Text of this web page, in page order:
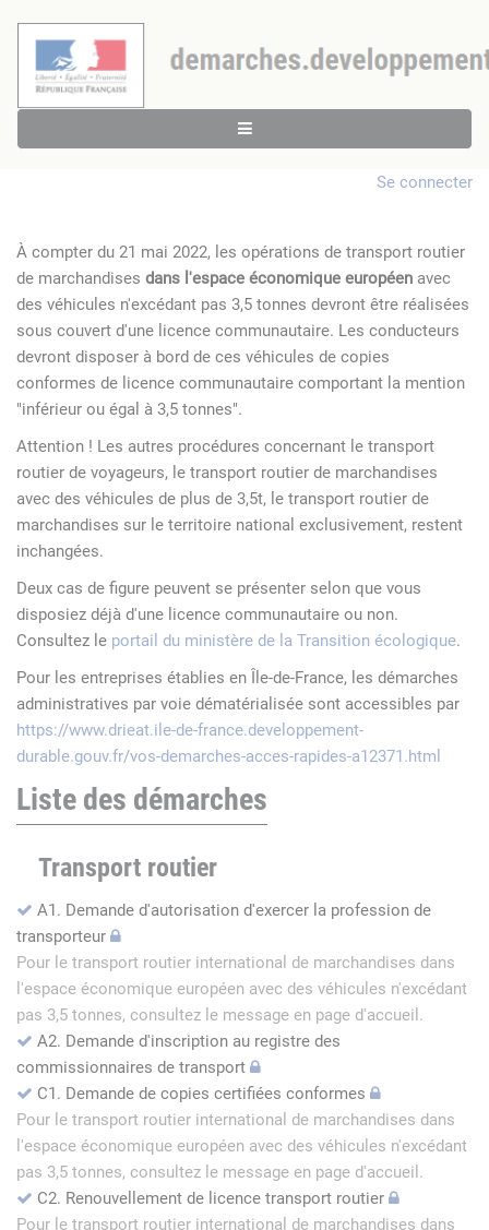
Se connecter
À compter du 21 mai 2022, les opérations de transport routier
de marchandises dans l'espace économique européen avec
des véhicules n'excédant pas 3,5 tonnes devront être réalisées
sous couvert d'une licence communautaire. Les conducteurs
devront disposer à bord de ces véhicules de copies
conformes de licence communautaire comportant la mention
"inférieur ou égal à 3,5 tonnes".
Attention ! Les autres procédures concernant le transport
routier de voyageurs, le transport routier de marchandises
avec des véhicules de plus de 3,5t, le transport routier de
marchandises sur le territoire national exclusivement, restent
inchangées.
Deux cas de figure peuvent se présenter selon que vous
disposiez déjà d'une licence communautaire ou non.
Consultez le portail du ministère de la Transition écologique.
Pour les entreprises établies en Île-de-France, les démarches
administratives par voie dématérialisée sont accessibles par
https://www.drieat.ile-de-france.developpement-
durable.gouv.fr/vos-demarches-acces-rapides-a12371.html
Liste des démarches
Transport routier
A1. Demande d'autorisation d'exercer la profession de
transporteur
Pour le transport routier international de marchandises dans
l'espace économique européen avec des véhicules n'excédant
pas 3,5 tonnes, consultez le message en page d'accueil.
A2. Demande d'inscription au registre des
commissionnaires de transport
C1. Demande de copies certifiées conformes
Pour le transport routier international de marchandises dans
l'espace économique européen avec des véhicules n'excédant
pas 3,5 tonnes, consultez le message en page d'accueil.
C2. Renouvellement de licence transport routier
Pour le transport routier international de marchandises dans